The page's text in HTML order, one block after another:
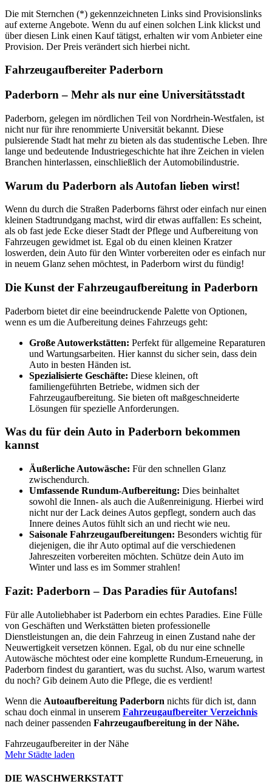
Die mit Sternchen (*) gekennzeichneten Links sind Provisionslinks
auf externe Angebote. Wenn du auf einen solchen Link klickst und
über diesen Link einen Kauf tätigst, erhalten wir vom Anbieter eine
Provision. Der Preis verändert sich hierbei nicht.
Fahrzeugaufbereiter Paderborn
Paderborn – Mehr als nur eine Universitätsstadt
Paderborn, gelegen im nördlichen Teil von Nordrhein-Westfalen, ist
nicht nur für ihre renommierte Universität bekannt. Diese
pulsierende Stadt hat mehr zu bieten als das studentische Leben. Ihre
lange und bedeutende Industriegeschichte hat ihre Zeichen in vielen
Branchen hinterlassen, einschließlich der Automobilindustrie.
Warum du Paderborn als Autofan lieben wirst!
Wenn du durch die Straßen Paderborns fährst oder einfach nur einen
kleinen Stadtrundgang machst, wird dir etwas auffallen: Es scheint,
als ob fast jede Ecke dieser Stadt der Pflege und Aufbereitung von
Fahrzeugen gewidmet ist. Egal ob du einen kleinen Kratzer
loswerden, dein Auto für den Winter vorbereiten oder es einfach nur
in neuem Glanz sehen möchtest, in Paderborn wirst du fündig!
Die Kunst der Fahrzeugaufbereitung in Paderborn
Paderborn bietet dir eine beeindruckende Palette von Optionen,
wenn es um die Aufbereitung deines Fahrzeugs geht:
Große Autowerkstätten: Perfekt für allgemeine Reparaturen
und Wartungsarbeiten. Hier kannst du sicher sein, dass dein
Auto in besten Händen ist.
Spezialisierte Geschäfte: Diese kleinen, oft
familiengeführten Betriebe, widmen sich der
Fahrzeugaufbereitung. Sie bieten oft maßgeschneiderte
Lösungen für spezielle Anforderungen.
Was du für dein Auto in Paderborn bekommen
kannst
Äußerliche Autowäsche: Für den schnellen Glanz
zwischendurch.
Umfassende Rundum-Aufbereitung: Dies beinhaltet
sowohl die Innen- als auch die Außenreinigung. Hierbei wird
nicht nur der Lack deines Autos gepflegt, sondern auch das
Innere deines Autos fühlt sich an und riecht wie neu.
Saisonale Fahrzeugaufbereitungen: Besonders wichtig für
diejenigen, die ihr Auto optimal auf die verschiedenen
Jahreszeiten vorbereiten möchten. Schütze dein Auto im
Winter und lass es im Sommer strahlen!
Fazit: Paderborn – Das Paradies für Autofans!
Für alle Autoliebhaber ist Paderborn ein echtes Paradies. Eine Fülle
von Geschäften und Werkstätten bieten professionelle
Dienstleistungen an, die dein Fahrzeug in einen Zustand nahe der
Neuwertigkeit versetzen können. Egal, ob du nur eine schnelle
Autowäsche möchtest oder eine komplette Rundum-Erneuerung, in
Paderborn findest du garantiert, was du suchst. Also, warum wartest
du noch? Gib deinem Auto die Pflege, die es verdient!
Wenn die Autoaufbereitung Paderborn nichts für dich ist, dann
schau doch einmal in unserem Fahrzeugaufbereiter Verzeichnis
nach deiner passenden Fahrzeugaufbereitung in der Nähe.
Fahrzeugaufbereiter in der Nähe
Mehr Städte laden
DIE WASCHWERKSTATT